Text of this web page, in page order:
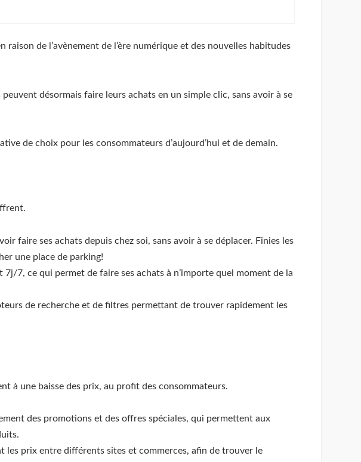
de l’avènement de l’ère numérique et des nouvelles habitudes
désormais faire leurs achats en un simple clic, sans avoir à se
de choix pour les consommateurs d’aujourd’hui et de demain.
faire ses achats depuis chez soi, sans avoir à se déplacer. Finies les
une place de parking!
7, ce qui permet de faire ses achats à n’importe quel moment de la
de recherche et de filtres permettant de trouver rapidement les
à une baisse des prix, au profit des consommateurs.
des promotions et des offres spéciales, qui permettent aux
les prix entre différents sites et commerces, afin de trouver le